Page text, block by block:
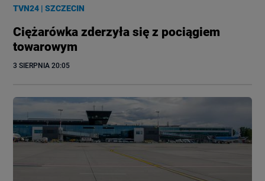
TVN24 |SZCZECIN
Ciężarówka zderzyła się z pociągiem
towarowym
3 SIERPNIA 20:05